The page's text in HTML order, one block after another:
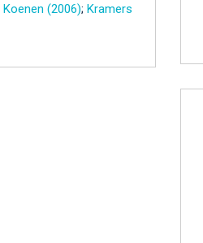
Koenen (2006); Kramers